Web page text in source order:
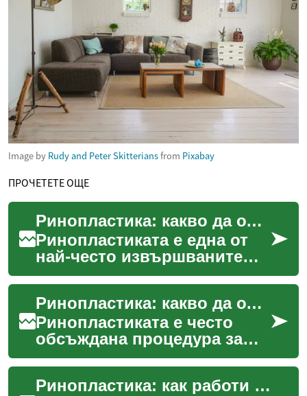
Image by Rudy and Peter Skitteriansfrom Pixabay
ПРОЧЕТЕТЕ ОЩЕ
Ринопластика: какво да очаквате от операция на носа
Ринопластиката е една от
най-често извършваните
операции в областта на
естетичната и
реконструктивната
хирургия. Тя к...
Ринопластика: какво да очаквате при естетична корекция на носа
Ринопластиката е често
обсъждана процедура за
корекция на носа, която
може да промени както
външния вид, така и
Ринопластика: как работи и как влияе на лицето